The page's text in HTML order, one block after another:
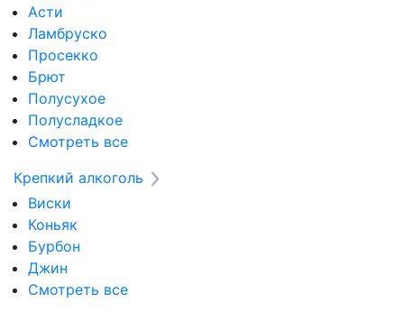
Асти
Ламбруско
Просекко
Брют
Полусухое
Полусладкое
Смотреть все
Крепкий алкоголь
Виски
Коньяк
Бурбон
Джин
Смотреть все